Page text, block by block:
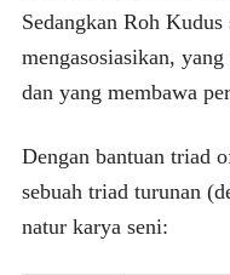
Sedangkan Roh
mengasosiasikan,
dan yang membawa
Dengan bantuan triad
sebuah triad turunan
natur karya seni: